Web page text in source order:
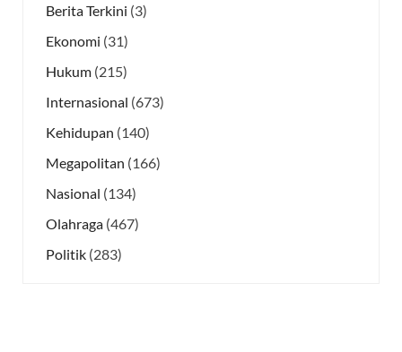
Berita Terkini (3)
Ekonomi (31)
Hukum (215)
Internasional (673)
Kehidupan (140)
Megapolitan (166)
Nasional (134)
Olahraga (467)
Politik (283)